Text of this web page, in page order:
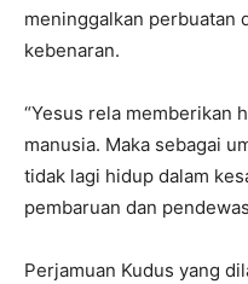
meninggalkan perbuatan
kebenaran.
“Yesus rela memberikan
manusia. Maka sebagai
tidak lagi hidup dalam
pembaruan dan
Perjamuan Kudus yang